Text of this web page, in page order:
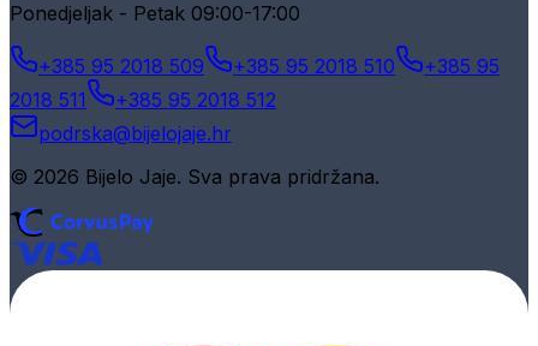
Ponedjeljak - Petak 09:00-17:00
+385 95 2018 509 +385 95 2018 510
+385 95
2018 511
+385 95 2018 512
podrska@bijelojaje.hr
© 2026 Bijelo Jaje. Sva prava pridržana.